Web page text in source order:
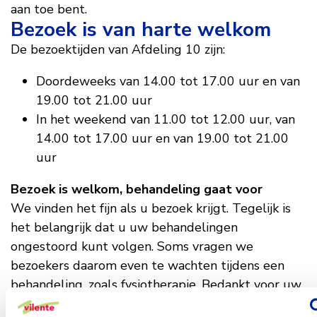
aan toe bent.
Bezoek is van harte welkom
De bezoektijden van Afdeling 10 zijn:
Doordeweeks van 14.00 tot 17.00 uur en van
19.00 tot 21.00 uur
In het weekend van 11.00 tot 12.00 uur, van
14.00 tot 17.00 uur en van 19.00 tot 21.00
uur
Bezoek is welkom, behandeling gaat voor
We vinden het fijn als u bezoek krijgt. Tegelijk is
het belangrijk dat u uw behandelingen
ongestoord kunt volgen. Soms vragen we
bezoekers daarom even te wachten tijdens een
behandeling, zoals fysiotherapie. Bedankt voor uw
begrip en medewerking!